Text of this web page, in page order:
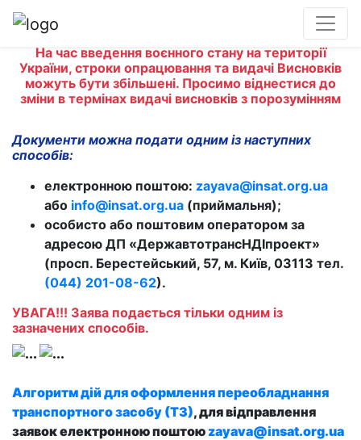
На час введення воєнного стану на території
України, строки опрацювання та видачі Висновків
можуть бути збільшені. Просимо віднестися до
зміни в термінах видачі висновків з порозумінням
Документи можна подати одним із наступних
способів:
електронною поштою: zayava@insat.org.ua
або info@insat.org.ua (приймальня);
особисто або поштовим оператором за
адресою ДП «ДержавтотрансНДІпроект»
(просп. Берестейський, 57, м. Київ, 03113 тел.
(044) 201-08-62).
УВАГА!!! Заява подається тільки одним із
зазначених способів.
Алгоритм дій для оформлення переобладнання
транспортного засобу (ТЗ), для відправлення
заявок електронною поштоюzayava@insat.org.ua